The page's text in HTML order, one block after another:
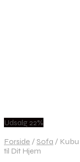
Udsalg 22%
Forside / Sofa /
til Dit Hjem